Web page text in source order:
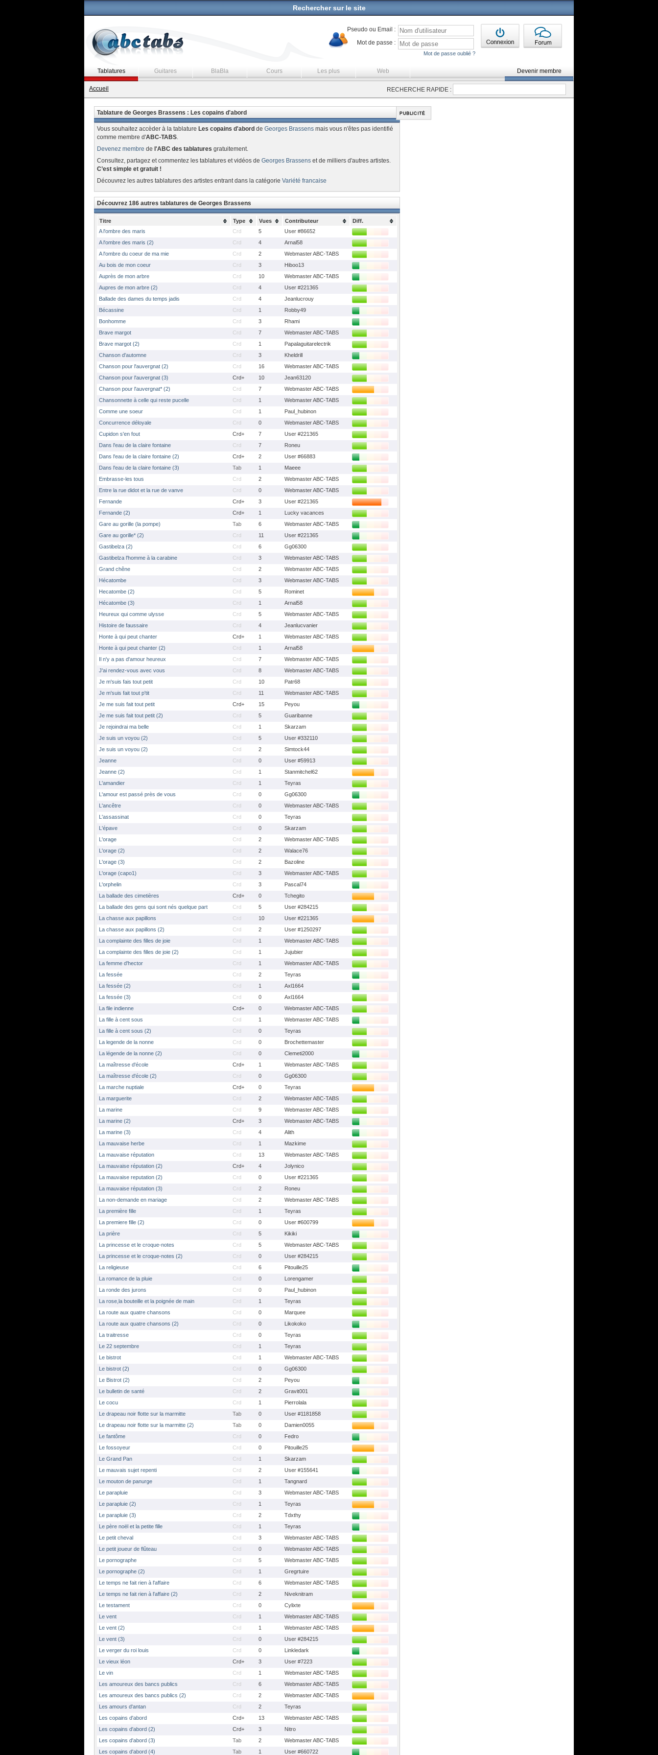
Rechercher sur le site
Pseudo ou Email :
Mot de passe :
Mot de passe oublié ?
Tablatures Guitares BlaBla Cours Les plus Web Devenir membre
Accueil RECHERCHE RAPIDE :
Tablature de Georges Brassens : Les copains d'abord
Vous souhaitez accèder à la tablature Les copains d'abord de Georges Brassensmais vous n'êtes pas identifié
comme membre d'ABC-TABS.
Devenez membre de l'ABC des tablatures gratuitement.
Consultez, partagez et commentez les tablatures et vidéos de Georges Brassenset de milliers d'autres artistes.
C’est simple et gratuit !
Découvrez les autres tablatures des artistes entrant dans la catégorie Variété francaise
Découvrez 186 autres tablatures de Georges Brassens
Titre Type Vues Contributeur
Diff.
A l'ombre des maris
Crd 5
User #86652
A l'ombre des maris (2)
Crd 4
Arnal58
A l'ombre du coeur de ma mie
Crd 2
Webmaster ABC-TABS
Au bois de mon coeur
Crd 3
Hiboo13
Auprès de mon arbre
Crd 10
Webmaster ABC-TABS
Aupres de mon arbre (2)
Crd 4
User #221365
Ballade des dames du temps jadis
Crd 4
Jeanlucrouy
Bécassine
Crd 1
Robby49
Bonhomme
Crd 3
Rhami
Brave margot
Crd 7
Webmaster ABC-TABS
Brave margot (2)
Crd 1
Papalaguitarelectrik
Chanson d'automne
Crd 3
Kheldrill
Chanson pour l'auvergnat (2)
Crd 16
Webmaster ABC-TABS
Chanson pour l'auvergnat (3)
Crd+ 10
Jean63120
Chanson pour l'auvergnat* (2)
Crd 7
Webmaster ABC-TABS
Chansonnette à celle qui reste pucelle
Crd 1
Webmaster ABC-TABS
Comme une soeur
Crd 1
Paul_hubinon
Concurrence déloyale
Crd 0
Webmaster ABC-TABS
Cupidon s'en fout
Crd+ 7
User #221365
Dans l'eau de la claire fontaine
Crd 7
Roneu
Dans l'eau de la claire fontaine (2)
Crd+ 2
User #66883
Dans l'eau de la claire fontaine (3)
Tab 1
Maeee
Embrasse-les tous
Crd 2
Webmaster ABC-TABS
Entre la rue didot et la rue de vanve
Crd 0
Webmaster ABC-TABS
Fernande
Crd+ 3
User #221365
Fernande (2)
Crd+ 1
Lucky vacances
Gare au gorille (la pompe)
Tab 6
Webmaster ABC-TABS
Gare au gorille* (2)
Crd 11
User #221365
Gastibelza (2)
Crd 6
Gg06300
Gastibelza l'homme à la carabine
Crd 3
Webmaster ABC-TABS
Grand chêne
Crd 2
Webmaster ABC-TABS
Hécatombe
Crd 3
Webmaster ABC-TABS
Hecatombe (2)
Crd 5
Rominet
Hécatombe (3)
Crd 1
Arnal58
Heureux qui comme ulysse
Crd 5
Webmaster ABC-TABS
Histoire de faussaire
Crd 4
Jeanlucvanier
Honte à qui peut chanter
Crd+ 1
Webmaster ABC-TABS
Honte à qui peut chanter (2)
Crd 1
Arnal58
Il n'y a pas d'amour heureux
Crd 7
Webmaster ABC-TABS
J'ai rendez-vous avec vous
Crd 8
Webmaster ABC-TABS
Je m'suis fais tout petit
Crd 10
Patr68
Je m'suis fait tout p'tit
Crd 11
Webmaster ABC-TABS
Je me suis fait tout petit
Crd+ 15
Peyou
Je me suis fait tout petit (2)
Crd 5
Guaribanne
Je rejoindrai ma belle
Crd 1
Skarzam
Je suis un voyou (2)
Crd 5
User #332110
Je suis un voyou (2)
Crd 2
Simtock44
Jeanne
Crd 0
User #59913
Jeanne (2)
Crd 1
Stanmitchel62
L'amandier
Crd 1
Teyras
L'amour est passé près de vous
Crd 0
Gg06300
L'ancêtre
Crd 0
Webmaster ABC-TABS
L'assassinat
Crd 0
Teyras
L'épave
Crd 0
Skarzam
L'orage
Crd 2
Webmaster ABC-TABS
L'orage (2)
Crd 2
Walace76
L'orage (3)
Crd 2
Bazoline
L'orage (capo1)
Crd 3
Webmaster ABC-TABS
L'orphelin
Crd 3
Pascal74
La ballade des cimetières
Crd+ 0
Tchegito
La ballade des gens qui sont nés quelque part
Crd 5
User #284215
La chasse aux papillons
Crd 10
User #221365
La chasse aux papillons (2)
Crd 2
User #1250297
La complainte des filles de joie
Crd 1
Webmaster ABC-TABS
La complainte des filles de joie (2)
Crd 1
Jujubier
La femme d'hector
Crd 1
Webmaster ABC-TABS
La fessée
Crd 2
Teyras
La fessée (2)
Crd 1
Axl1664
La fessée (3)
Crd 0
Axl1664
La file indienne
Crd+ 0
Webmaster ABC-TABS
La fille à cent sous
Crd 1
Webmaster ABC-TABS
La fille à cent sous (2)
Crd 0
Teyras
La legende de la nonne
Crd 0
Brochettemaster
La légende de la nonne (2)
Crd 0
Clemeti2000
La maîtresse d'école
Crd+ 1
Webmaster ABC-TABS
La maîtresse d'école (2)
Crd 0
Gg06300
La marche nuptiale
Crd+ 0
Teyras
La marguerite
Crd 2
Webmaster ABC-TABS
La marine
Crd 9
Webmaster ABC-TABS
La marine (2)
Crd+ 3
Webmaster ABC-TABS
La marine (3)
Crd 4
Alith
La mauvaise herbe
Crd 1
Mazkime
La mauvaise réputation
Crd 13
Webmaster ABC-TABS
La mauvaise réputation (2)
Crd+ 4
Jolynico
La mauvaise reputation (2)
Crd 0
User #221365
La mauvaise réputation (3)
Crd 2
Roneu
La non-demande en mariage
Crd 2
Webmaster ABC-TABS
La première fille
Crd 1
Teyras
La premiere fille (2)
Crd 0
User #600799
La prière
Crd 5
Kikiki
La princesse et le croque-notes
Crd 5
Webmaster ABC-TABS
La princesse et le croque-notes (2)
Crd 0
User #284215
La religieuse
Crd 6
Pitouille25
La romance de la pluie
Crd 0
Lorengamer
La ronde des jurons
Crd 0
Paul_hubinon
La rose,la bouteille et la poignée de main
Crd 1
Teyras
La route aux quatre chansons
Crd 0
Marquee
La route aux quatre chansons (2)
Crd 0
Likokoko
La traitresse
Crd 0
Teyras
Le 22 septembre
Crd 1
Teyras
Le bistrot
Crd 1
Webmaster ABC-TABS
Le bistrot (2)
Crd 0
Gg06300
Le Bistrot (2)
Crd 2
Peyou
Le bulletin de santé
Crd 2
Gravit001
Le cocu
Crd 1
Pierrolala
Le drapeau noir flotte sur la marmitte
Tab 0
User #1181858
Le drapeau noir flotte sur la marmitte (2)
Tab 0
Damien0055
Le fantôme
Crd 0
Fedro
Le fossoyeur
Crd 0
Pitouille25
Le Grand Pan
Crd 1
Skarzam
Le mauvais sujet repenti
Crd 2
User #155641
Le mouton de panurge
Crd 1
Tangnard
Le parapluie
Crd 3
Webmaster ABC-TABS
Le parapluie (2)
Crd 1
Teyras
Le parapluie (3)
Crd 2
Tdxthy
Le père noël et la petite fille
Crd 1
Teyras
Le petit cheval
Crd 3
Webmaster ABC-TABS
Le petit joueur de flûteau
Crd 0
Webmaster ABC-TABS
Le pornographe
Crd 5
Webmaster ABC-TABS
Le pornographe (2)
Crd 1
Gregrtuire
Le temps ne fait rien à l'affaire
Crd 6
Webmaster ABC-TABS
Le temps ne fait rien à l'affaire (2)
Crd 2
Niveknitram
Le testament
Crd 0
Cylixte
Le vent
Crd 1
Webmaster ABC-TABS
Le vent (2)
Crd 1
Webmaster ABC-TABS
Le vent (3)
Crd 0
User #284215
Le verger du roi louis
Crd 0
Linkledark
Le vieux léon
Crd+ 3
User #7223
Le vin
Crd 1
Webmaster ABC-TABS
Les amoureux des bancs publics
Crd 6
Webmaster ABC-TABS
Les amoureux des bancs publics (2)
Crd 2
Webmaster ABC-TABS
Les amours d'antan
Crd 2
Teyras
Les copains d'abord
Crd+ 13
Webmaster ABC-TABS
Les copains d'abord (2)
Crd+ 3
Nitro
Les copains d'abord (3)
Tab 2
Webmaster ABC-TABS
Les copains d'abord (4)
Tab 1 User #660722